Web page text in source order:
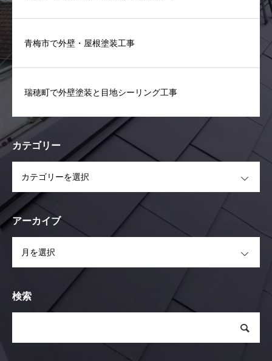
青梅市で外壁・屋根塗装工事
瑞穂町で外壁塗装と目地シーリング工事
カテゴリー
アーカイブ
検索